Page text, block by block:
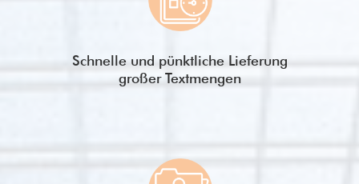
Schnelle und pünktliche Lieferung
großer Textmengen